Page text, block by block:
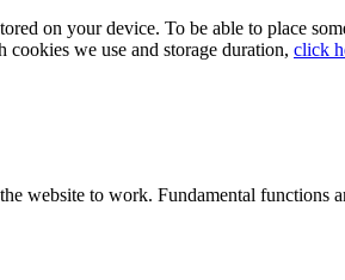
on your device. To be able to place
we use and storage duration, click
website to work. Fundamental functions